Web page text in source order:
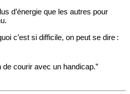
d’énergie que les autres pour
c’est si difficile, on peut se dire :
de courir avec un handicap.”